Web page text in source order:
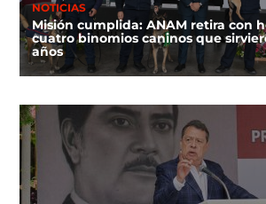
NOTICIAS
Misión cumplida: ANAM retira con
cuatro binomios caninos que
años